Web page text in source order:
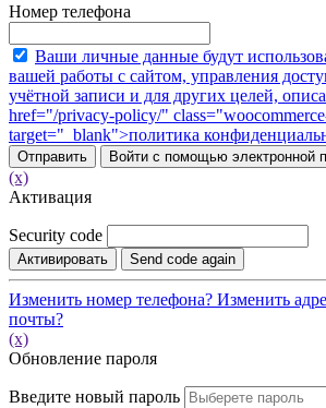
Номер телефона
Ваши личные данные будут
вашей работы с сайтом, управления
учётной записи и для других целей,
href="/privacy-policy/"
target="_blank">политика
Отправить Войти с помощью электронной
(x)
Активация
Security code
Активировать Send code again
Изменить номер телефона? Изменить
почты?
(x)
Обновление пароля
Введите новый пароль